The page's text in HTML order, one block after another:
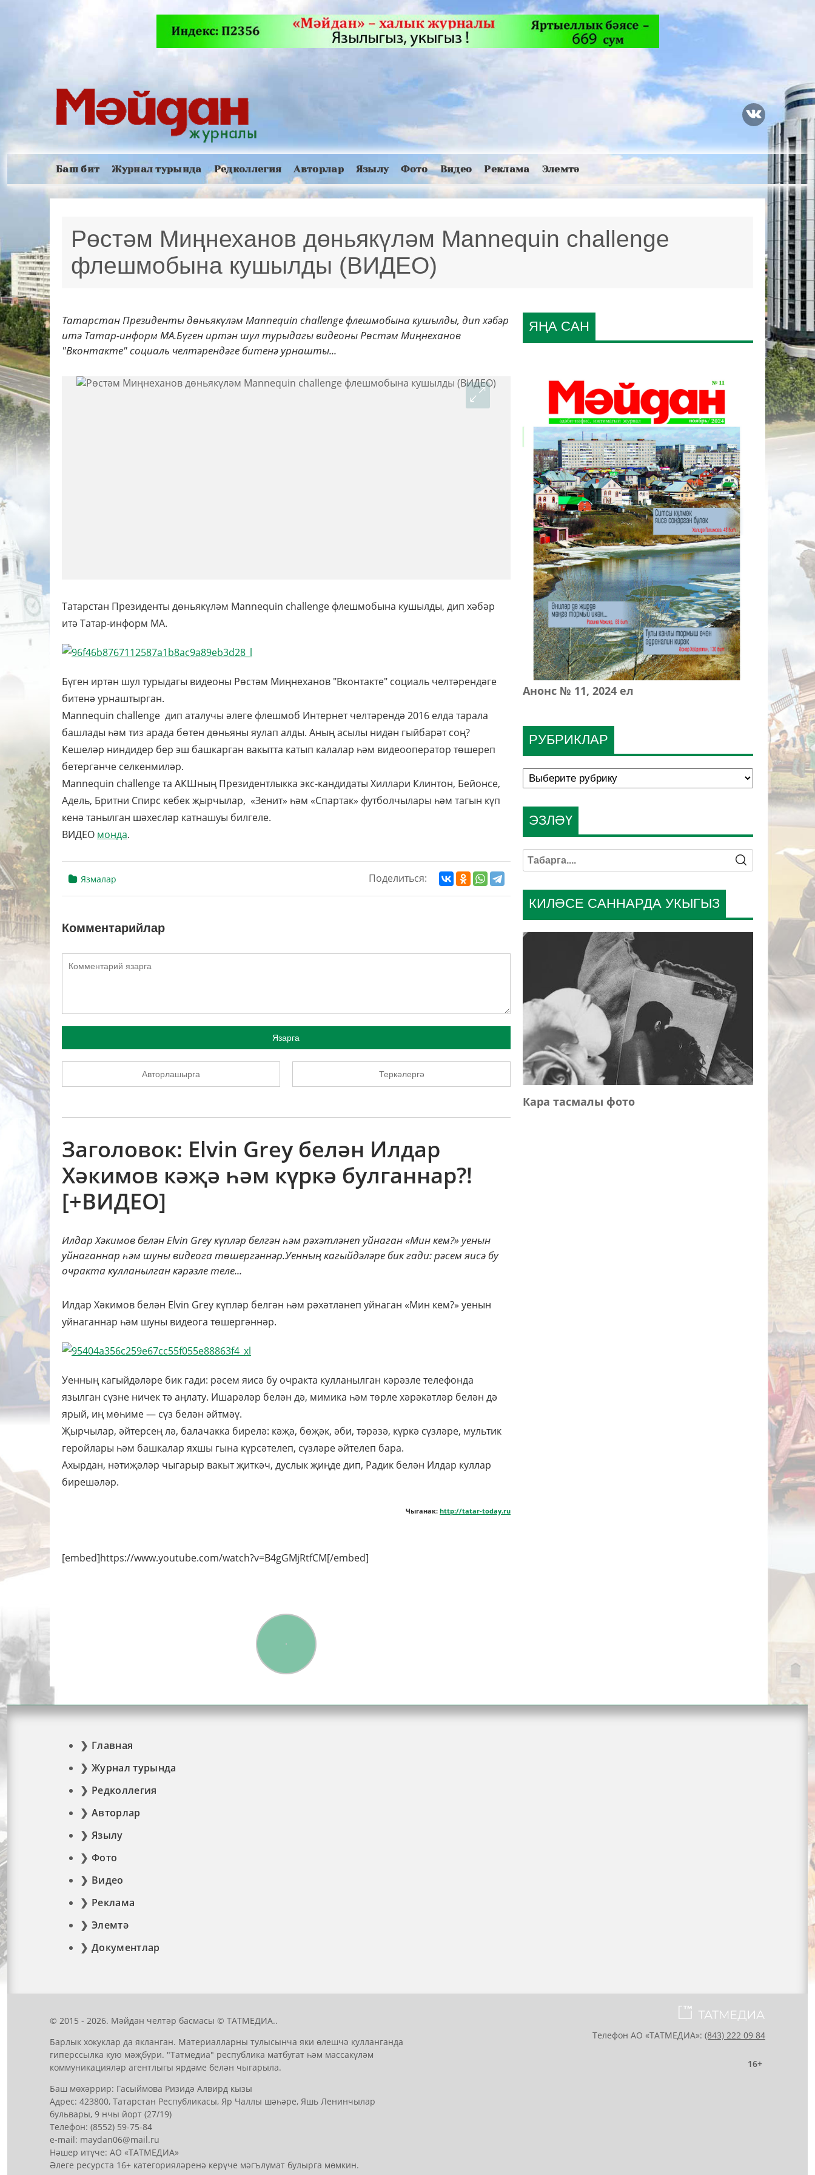
Баш бит Журнал турында Редколлегия Авторлар Язылу Фото Видео Реклама Элемтә
Рөстәм Миңнеханов дөньякүләм Mannequin challenge
флешмобына кушылды (ВИДЕО)
Татарстан Президенты дөньякүләм Mannequin challenge флешмобына кушылды, дип хәбәр
итә Татар-информ МА.Бүген иртән шул турыдагы видеоны Рөстәм Миңнеханов
"Вконтакте" социаль челтәрендәге битенә урнашты...
Татарстан Президенты дөньякүләм Mannequin challenge флешмобына кушылды, дип хәбәр
итә Татар-информ МА.
Бүген иртән шул турыдагы видеоны Рөстәм Миңнеханов "Вконтакте" социаль челтәрендәге
битенә урнаштырган.
Mannequin challenge дип аталучы әлеге флешмоб Интернет челтәрендә 2016 елда тарала
башлады һәм тиз арада бөтен дөньяны яулап алды. Аның асылы нидән гыйбарәт соң?
Кешеләр ниндидер бер эш башкарган вакытта катып калалар һәм видеооператор төшереп
бетергәнче селкенмиләр.
Mannequin challenge та АКШның Президентлыкка экс-кандидаты Хиллари Клинтон, Бейонсе,
Адель, Бритни Спирс кебек җырчылар, «Зенит» һәм «Спартак» футболчылары һәм тагын күп
кенә танылган шәхесләр катнашуы билгеле.
ВИДЕО монда.
Язмалар Поделиться:
Комментарийлар
Язарга
Авторлашырга Теркәлергә
Заголовок: Elvin Grey белән Илдар
Хәкимов кәҗә һәм күркә булганнар?!
[+ВИДЕО]
Илдар Хәкимов белән Elvin Grey күпләр белгән һәм рәхәтләнеп уйнаган «Мин кем?» уенын
уйнаганнар һәм шуны видеога төшергәннәр.Уенның кагыйдәләре бик гади: рәсем яисә бу
очракта кулланылган кәрәзле теле...
Илдар Хәкимов белән Elvin Grey күпләр белгән һәм рәхәтләнеп уйнаган «Мин кем?» уенын
уйнаганнар һәм шуны видеога төшергәннәр.
Уенның кагыйдәләре бик гади: рәсем яисә бу очракта кулланылган кәрәзле телефонда
язылган сүзне ничек тә аңлату. Ишарәләр белән дә, мимика һәм төрле хәрәкәтләр белән дә
ярый, иң мөһиме — сүз белән әйтмәү.
Җырчылар, әйтерсең лә, балачакка бирелә: кәҗә, бөҗәк, әби, тәрәзә, күркә сүзләре, мультик
геройлары һәм башкалар яхшы гына күрсәтелеп, сүзләре әйтелеп бара.
Ахырдан, нәтиҗәләр чыгарыр вакыт җиткәч, дуслык җиңде дип, Радик белән Илдар куллар
бирешәләр.
Чыганак: http://tatar-today.ru
[embed]https://www.youtube.com/watch?v=B4gGMjRtfCM[/embed]
РУБРИКЛАР
ЯҢА САН
Анонс № 11, 2024 ел
КИЛӘСЕ САННАРДА УКЫГЫЗ
Кара тасмалы фото
ЭЗЛӘҮ
Главная
Журнал турында
Редколлегия
Авторлар
Язылу
Фото
Видео
Реклама
Элемтә
Документлар
© 2015 - 2026. Мәйдан челтәр басмасы © ТАТМЕДИА..
Барлык хокуклар да якланган. Материалларны тулысынча яки өлешчә кулланганда
гиперссылка кую мәҗбүри. "Татмедиа" республика матбугат һәм массакүләм
коммуникацияләр агентлыгы ярдәме белән чыгарыла.
Баш мөхәррир: Гасыймова Ризидә Алвирд кызы
Адрес: 423800, Татарстан Республикасы, Яр Чаллы шәһәре, Яшь Ленинчылар
бульвары, 9 нчы йорт (27/19)
Телефон: (8552) 59-75-84
е-mail: mауdаn06@mail.гu
Нәшер итүче: АО «ТАТМЕДИА»
Әлеге ресурста 16+ категорияләренә керүче мәгълүмат булырга мөмкин.
Телефон АО «ТАТМЕДИА»: (843) 222 09 84
16+